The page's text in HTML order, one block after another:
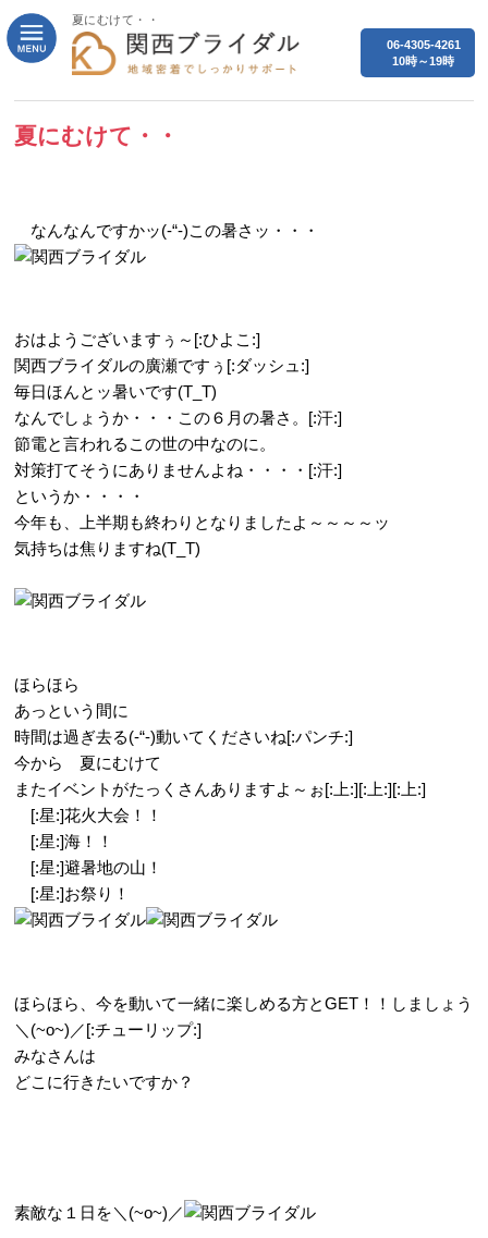
夏にむけて・・
06-4305-4261
10時～19時
夏にむけて・・
なんなんですかッ(-“-)この暑さッ・・・
おはようございますぅ～[:ひよこ:]
関西ブライダルの廣瀬ですぅ[:ダッシュ:]
毎日ほんとッ暑いです(T_T)
なんでしょうか・・・この６月の暑さ。[:汗:]
節電と言われるこの世の中なのに。
対策打てそうにありませんよね・・・・[:汗:]
というか・・・・
今年も、上半期も終わりとなりましたよ～～～～ッ
気持ちは焦りますね(T_T)
ほらほら
あっという間に
時間は過ぎ去る(-“-)動いてくださいね[:パンチ:]
今から 夏にむけて
またイベントがたっくさんありますよ～ぉ[:上:][:上:][:上:]
[:星:]花火大会！！
[:星:]海！！
[:星:]避暑地の山！
[:星:]お祭り！
ほらほら、今を動いて一緒に楽しめる方とGET！！しましょう
＼(~o~)／[:チューリップ:]
みなさんは
どこに行きたいですか？
素敵な１日を＼(~o~)／